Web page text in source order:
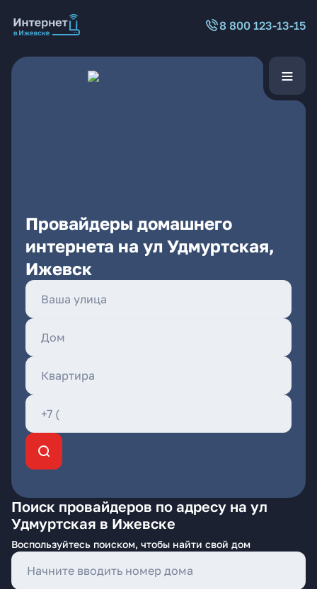
8 800 123-13-15
Провайдеры домашнего
интернета на ул Удмуртская,
Ижевск
Поиск провайдеров по адресу на ул
Удмуртская в Ижевске
Воспользуйтесь поиском, чтобы найти свой дом